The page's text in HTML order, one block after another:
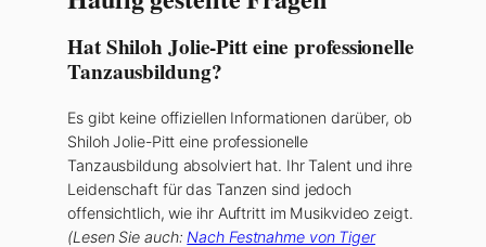
Hat Shiloh Jolie-Pitt eine professionelle
Tanzausbildung?
Es gibt keine offiziellen Informationen darüber, ob
Shiloh Jolie-Pitt eine professionelle
Tanzausbildung absolviert hat. Ihr Talent und ihre
Leidenschaft für das Tanzen sind jedoch
offensichtlich, wie ihr Auftritt im Musikvideo zeigt.
(Lesen Sie auch: Nach Festnahme von Tiger